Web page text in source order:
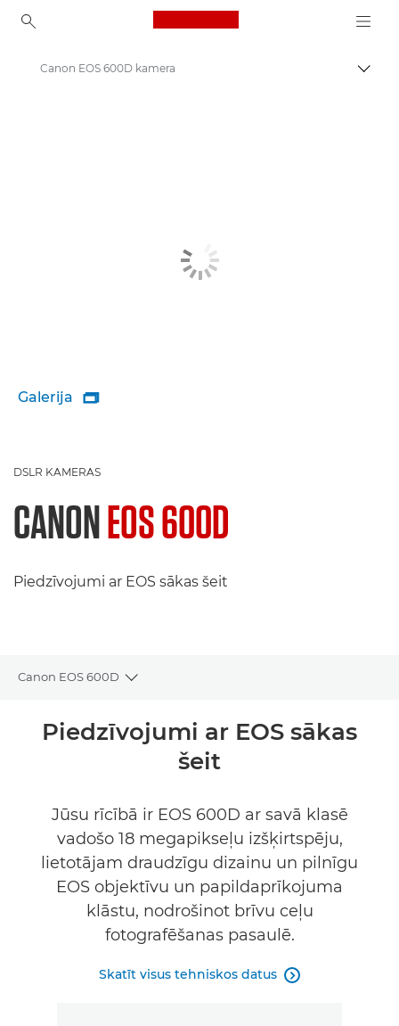
Canon Logo, back to
Canon EOS 600D kamera
Galerija 
DSLR KAMERAS
CANONEOS 600D
Piedzīvojumi ar EOS sākas šeit
Canon EOS 600D
Toggle breadcrumbs
PārskatsPiedzīvojumi ar EOS sākas
šeit
Jūsu rīcībā ir EOS 600D ar savā klasē
vadošo 18 megapikseļu izšķirtspēju,
lietotājam draudzīgu dizainu un pilnīgu
EOS objektīvu un papildaprīkojuma
klāstu, nodrošinot brīvu ceļu
fotografēšanas pasaulē.
Skatīt visus tehniskos datus 